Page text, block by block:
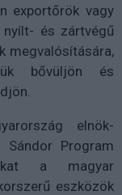
exportőrök vagy
és zártvégű
megvalósítására,
bővüljön és
elnök-
Sándor Program
a magyar
eszközök